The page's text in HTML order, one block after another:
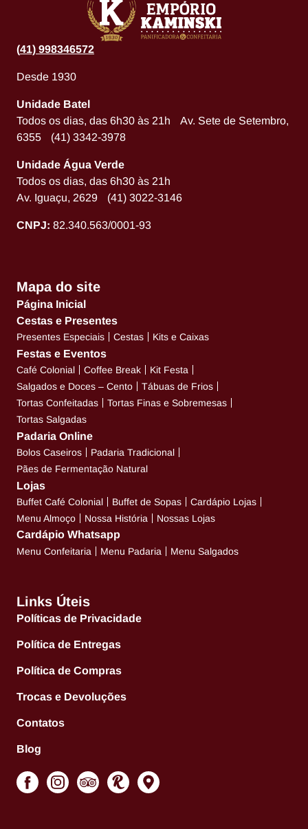
(41) 998346572
Desde 1930
Unidade Batel
Todos os dias, das 6h30 às 21h Av. Sete de Setembro,
6355 (41) 3342-3978
Unidade Água Verde
Todos os dias, das 6h30 às 21h
Av. Iguaçu, 2629 (41) 3022-3146
CNPJ: 82.340.563/0001-93
Mapa do site
Página Inicial
Cestas e Presentes
Presentes Especiais Cestas Kits e Caixas
Festas e Eventos
Café Colonial Coffee Break
Kit Festa
Salgados e Doces – Cento
Tábuas de Frios
Tortas Confeitadas
Tortas Finas e Sobremesas
Tortas Salgadas
Padaria Online
Bolos Caseiros
Padaria Tradicional
Pães de Fermentação Natural
Lojas
Buffet Café Colonial Buffet de Sopas
Cardápio Lojas
Menu Almoço
Nossa História Nossas Lojas
Cardápio Whatsapp
Menu Confeitaria Menu Padaria Menu Salgados
Links Úteis
Políticas de Privacidade
Política de Entregas
Política de Compras
Trocas e Devoluções
Contatos
Blog